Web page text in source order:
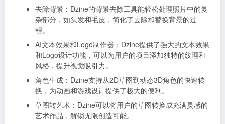
去除背景：Dzine的背景去除工具能轻松处理照片中的复
杂部分，如头发和毛皮，简化了去除和替换背景的过
程。
AI文本效果和Logo制作器：Dzine提供了强大的文本效果
和Logo设计功能，可以为用户的项目添加独特的纹理和
风格，提升视觉吸引力。
角色生成：Dzine支持从2D草图到动态3D角色的快速转
换，为动画和游戏设计提供了极大的便利。
草图转艺术：Dzine可以将用户的草图转换成充满灵感的
艺术作品，解锁无限创造可能。